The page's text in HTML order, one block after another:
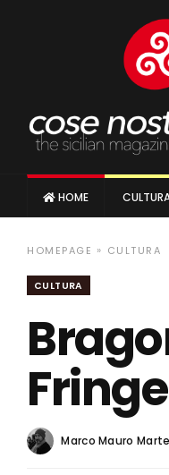
HOME
HOMEPAGE » CULTURA
CULTURA
Marco Mauro